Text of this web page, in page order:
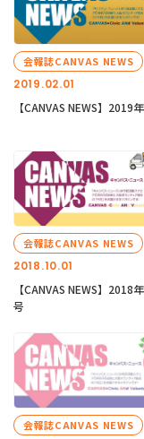
2019.02.01
会報誌CANVAS NEWS
【CANVAS NEWS】2019
2018.10.01
会報誌CANVAS NEWS
【CANVAS NEWS】2018
号
会報誌CANVAS NEWS